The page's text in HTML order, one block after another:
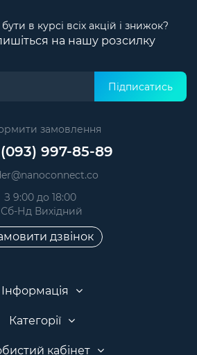
в курсі всіх акцій і знижок?
на нашу розсилку
Підписатись
замовлення
997-85-89
З 9:00 до 18:00
Сб-Нд Вихідний
дзвінок
Інформація
Категорії
кабінет